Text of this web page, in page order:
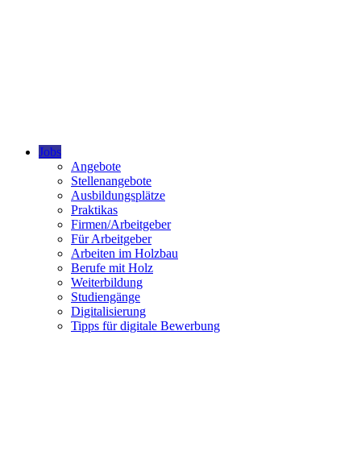
Jobs
Angebote
Stellenangebote
Ausbildungsplätze
Praktikas
Firmen/Arbeitgeber
Für Arbeitgeber
Arbeiten im Holzbau
Berufe mit Holz
Weiterbildung
Studiengänge
Digitalisierung
Tipps für digitale Bewerbung